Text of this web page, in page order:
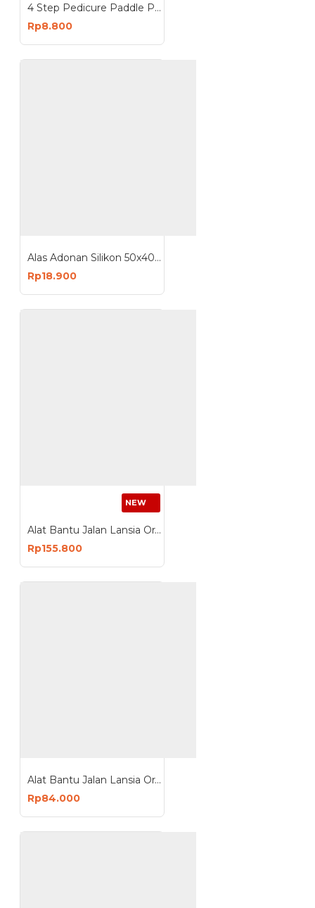
4 Step Pedicure Paddle Penghalus Tumit Telapak Kaki
Rp8.800
Alas Adonan Silikon 50x40 cm Baking Mat Silicone Food Grade 50x40cm
Rp18.900
NEW
Alat Bantu Jalan Lansia Orang Tua Tongkat 4 Kaki Premium
Rp155.800
Alat Bantu Jalan Lansia Orang Tua Tongkat Kaki 4
Rp84.000